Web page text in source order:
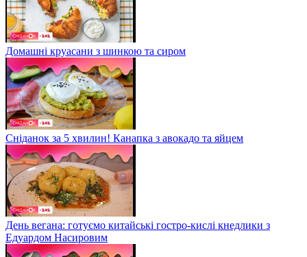
Домашні круасани з шинкою та сиром
Сніданок за 5 хвилин! Канапка з авокадо та яйцем
День вегана: готуємо китайські гостро-кислі кнедлики з
Едуардом Насировим